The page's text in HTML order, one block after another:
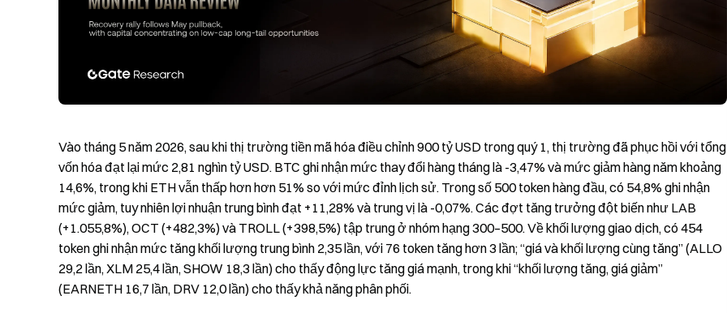
Vào tháng 5 năm 2026, sau khi thị trường tiền mã hóa điều chỉnh 900 tỷ USD trong quý 1, thị trường đã phục hồi với tổng
vốn hóa đạt lại mức 2,81 nghìn tỷ USD. BTC ghi nhận mức thay đổi hàng tháng là -3,47% và mức giảm hàng năm khoảng
14,6%, trong khi ETH vẫn thấp hơn hơn 51% so với mức đỉnh lịch sử. Trong số 500 token hàng đầu, có 54,8% ghi nhận
mức giảm, tuy nhiên lợi nhuận trung bình đạt +11,28% và trung vị là -0,07%. Các đợt tăng trưởng đột biến như LAB
(+1.055,8%), OCT (+482,3%) và TROLL (+398,5%) tập trung ở nhóm hạng 300–500. Về khối lượng giao dịch, có 454
token ghi nhận mức tăng khối lượng trung bình 2,35 lần, với 76 token tăng hơn 3 lần; “giá và khối lượng cùng tăng” (ALLO
29,2 lần, XLM 25,4 lần, SHOW 18,3 lần) cho thấy động lực tăng giá mạnh, trong khi “khối lượng tăng, giá giảm”
(EARNETH 16,7 lần, DRV 12,0 lần) cho thấy khả năng phân phối.